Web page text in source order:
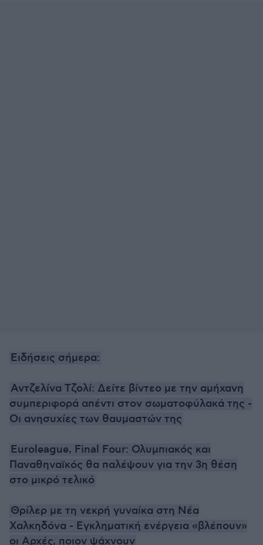
Ειδήσεις σήμερα:
Αντζελίνα Τζολί: Δείτε βίντεο με την αμήχανη
συμπεριφορά απέντι στον σωματοφύλακά της -
Οι ανησυχίες των θαυμαστών της
Euroleague, Final Four: Ολυμπιακός και
Παναθηναϊκός θα παλέψουν για την 3η θέση
στο μικρό τελικό
Θρίλερ με τη νεκρή γυναίκα στη Νέα
Χαλκηδόνα - Εγκληματική ενέργεια «βλέπουν»
οι Αρχές, ποιον ψάχνουν